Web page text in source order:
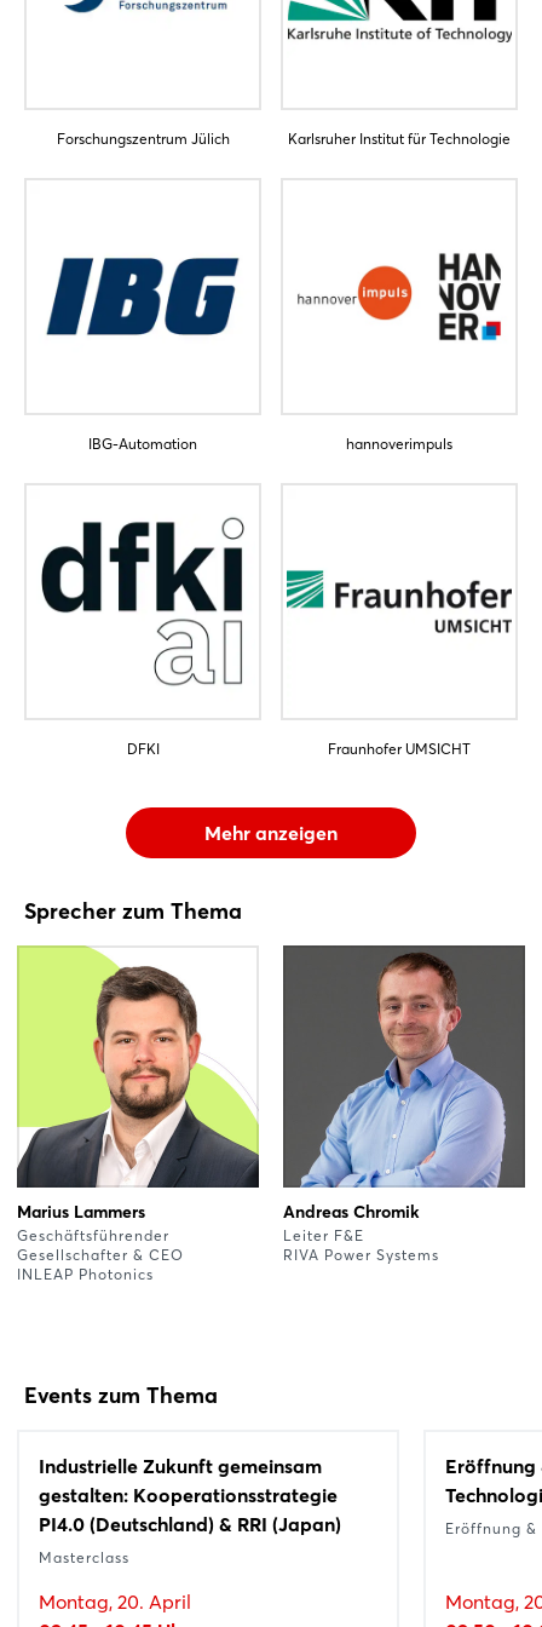
Forschungszentrum Jülich Karlsruher Institut für Technologie
IBG-Automation hannoverimpuls
DFKI Fraunhofer UMSICHT
Mehr anzeigen
Sprecher zum Thema
Marius Lammers
Geschäftsführender
Gesellschafter & CEO
INLEAP Photonics
Andreas Chromik
Leiter F&E
RIVA Power Systems
Events zum Thema
Industrielle Zukunft gemeinsam
gestalten: Kooperationsstrategie
PI4.0 (Deutschland) & RRI (Japan)
Masterclass
Montag, 20. April
Eröffnung
Eröffnung
Montag,
Einloggen